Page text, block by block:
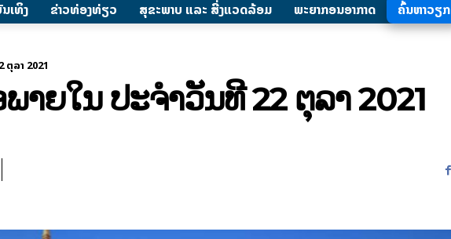
ເທິງ ​ຂ່າວທ່ອງທ່ຽວ ສຸຂະພາບ ແລະ ສີ່ງແວດລ້ອມ ພະຍາກອນອາກາດ ຄົ້ນຫາວຽກ
ຕຸລາ 2021
ຍໃນ ປະຈໍາວັນທີ 22 ຕຸລາ 2021